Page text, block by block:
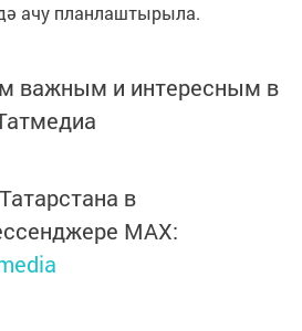
ачу планлаштырыла.
важным и интересным в
в
MАХ: